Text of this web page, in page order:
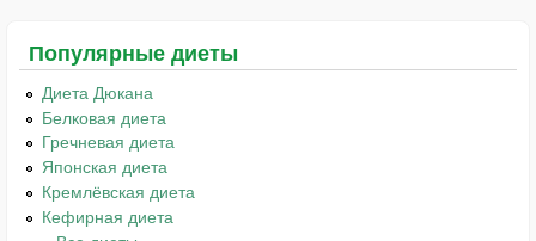
Популярные диеты
Диета Дюкана
Белковая диета
Гречневая диета
Японская диета
Кремлёвская диета
Кефирная диета